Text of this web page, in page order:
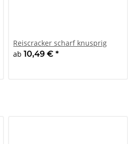
Reiscracker scharf knusprig
ab10,49 €*